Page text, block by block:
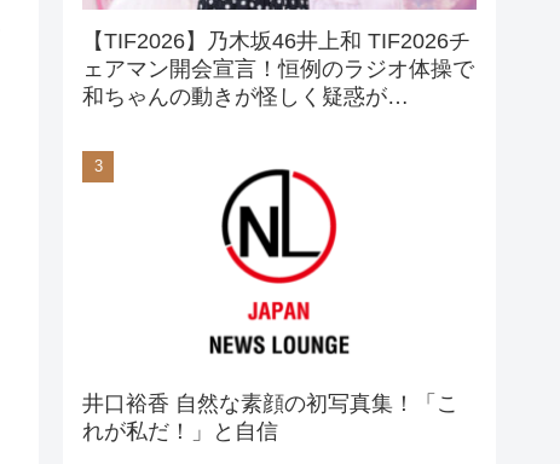
【TIF2026】乃木坂46井上和 TIF2026チ
ェアマン開会宣言！恒例のラジオ体操で
和ちゃんの動きが怪しく疑惑が…
井口裕香 自然な素顔の初写真集！「こ
れが私だ！」と自信